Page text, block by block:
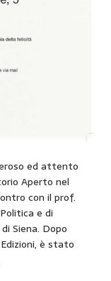
ed attento
Aperto nel
con il prof.
e di
Siena. Dopo
è stato